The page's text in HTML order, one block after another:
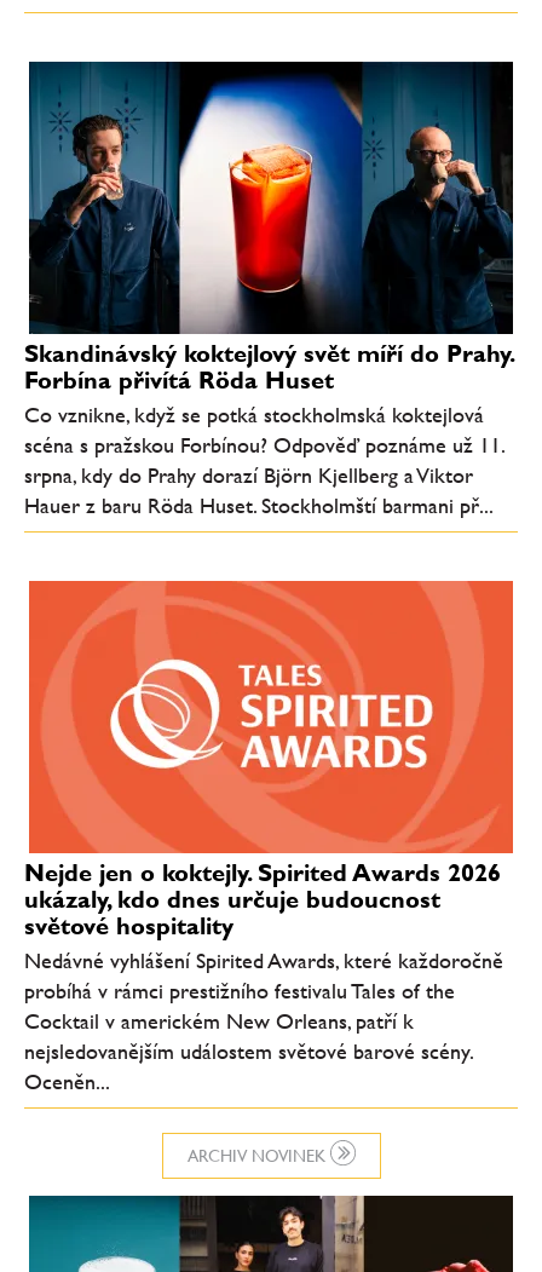
ARCHIV NOVINEK
Skandinávský koktejlový svět míří do Prahy.
Forbína přivítá Röda Huset
Co vznikne, když se potká stockholmská koktejlová
scéna s pražskou Forbínou? Odpověď poznáme už 11.
srpna, kdy do Prahy dorazí Björn Kjellberg a Viktor
Hauer z baru Röda Huset. Stockholmští barmani př...
Nejde jen o koktejly. Spirited Awards 2026
ukázaly, kdo dnes určuje budoucnost
světové hospitality
Nedávné vyhlášení Spirited Awards, které každoročně
probíhá v rámci prestižního festivalu Tales of the
Cocktail v americkém New Orleans, patří k
nejsledovanějším událostem světové barové scény.
Oceněn...